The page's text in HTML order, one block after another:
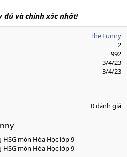
đủ và chính xác nhất!
The Funny
2
992
3/4/23
3/4/23
0 đánh giá
môn Hóa Học lớp 9
môn Hóa Học lớp 9